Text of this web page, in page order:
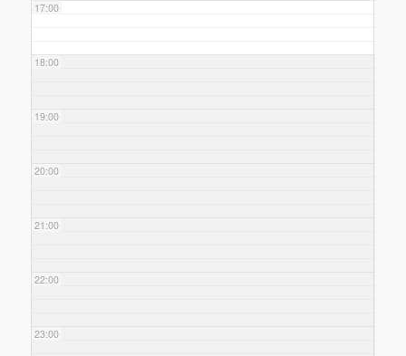
17:00
18:00
19:00
20:00
21:00
22:00
23:00